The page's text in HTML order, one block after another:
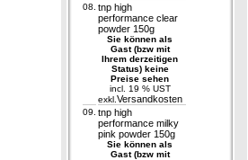
08. tnp high
performance clear
powder 150g
Sie können als
Gast (bzw mit
Ihrem derzeitigen
Status) keine
Preise sehen
incl. 19 % UST
exkl. Versandkosten
09. tnp high
performance milky
pink powder 150g
Sie können als
Gast (bzw mit